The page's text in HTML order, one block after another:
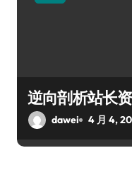
逆向剖析站长
dawei 4 月 4,